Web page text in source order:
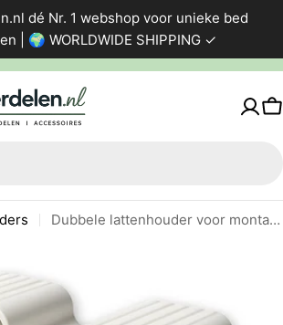
dé Nr. 1 webshop voor unieke bed
| 🌍 WORLDWIDE SHIPPING ✓
Dubbele lattenhouder voor montage op pennen – voor 35/37 x 8 mm latten met insteekbevestiging